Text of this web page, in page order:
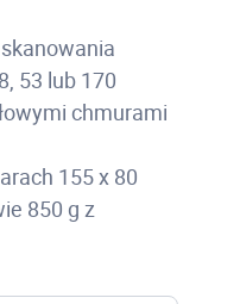
53 lub 170
chmurami
155 x 80
850 g z